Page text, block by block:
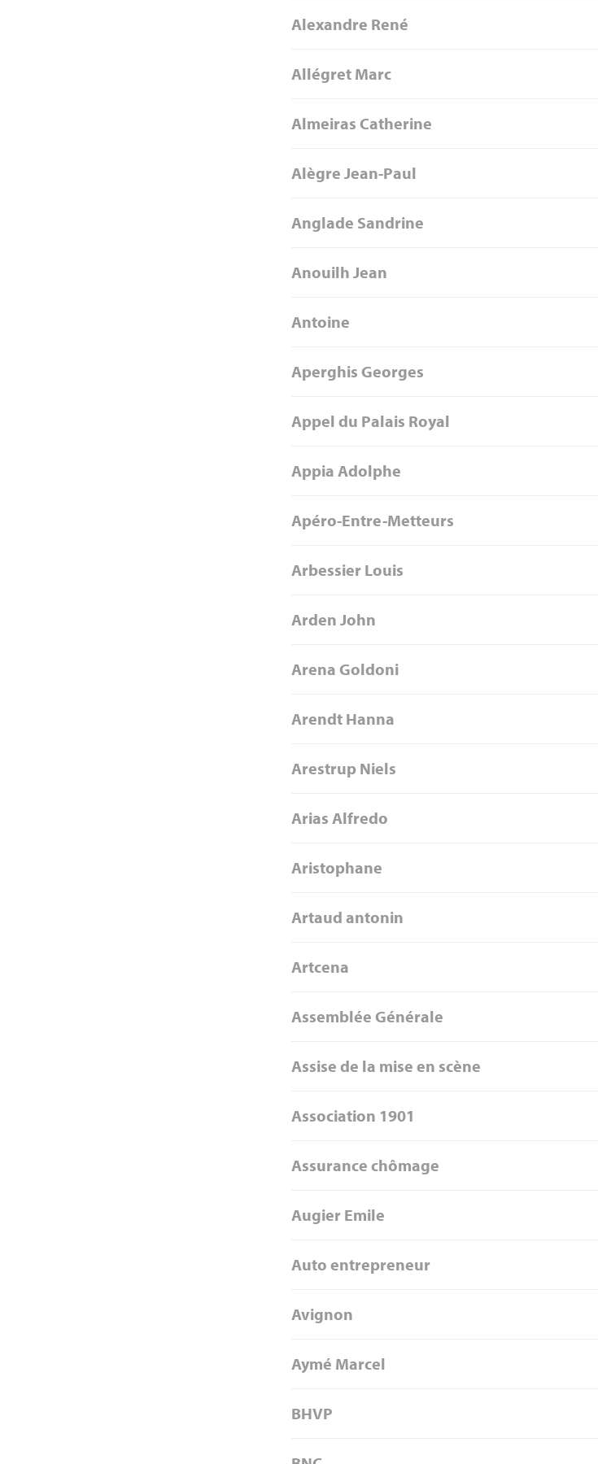
Alexandre René
Allégret Marc
Almeiras Catherine
Alègre Jean-Paul
Anglade Sandrine
Anouilh Jean
Antoine
Aperghis Georges
Appel du Palais Royal
Appia Adolphe
Apéro-Entre-Metteurs
Arbessier Louis
Arden John
Arena Goldoni
Arendt Hanna
Arestrup Niels
Arias Alfredo
Aristophane
Artaud antonin
Artcena
Assemblée Générale
Assise de la mise en scène
Association 1901
Assurance chômage
Augier Emile
Auto entrepreneur
Avignon
Aymé Marcel
BHVP